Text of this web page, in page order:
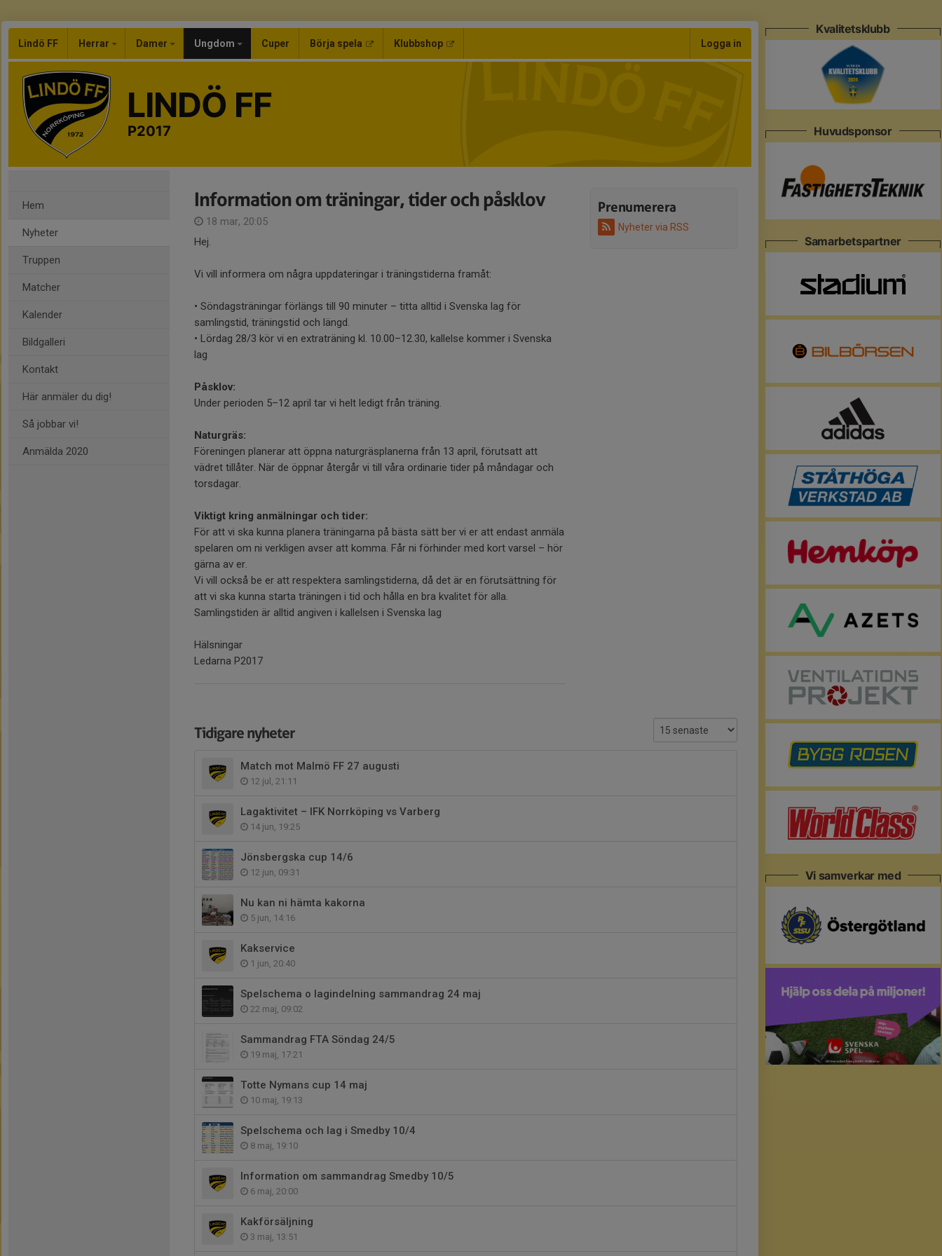
Lindö FF Herrar Damer Ungdom Cuper Börja spela Klubbshop Logga in
LINDÖ FF
P2017
Hem
Nyheter
Truppen
Matcher
Kalender
Bildgalleri
Kontakt
Här anmäler du dig!
Så jobbar vi!
Anmälda 2020
Prenumerera
Nyheter via RSS
Information om träningar, tider och påsklov
18 mar, 20:05
Hej.
Vi vill informera om några uppdateringar i träningstiderna framåt:
• Söndagsträningar förlängs till 90 minuter – titta alltid i Svenska lag för
samlingstid, träningstid och längd.
• Lördag 28/3 kör vi en extraträning kl. 10.00–12.30, kallelse kommer i Svenska
lag
Påsklov:
Under perioden 5–12 april tar vi helt ledigt från träning.
Naturgräs:
Föreningen planerar att öppna naturgräsplanerna från 13 april, förutsatt att
vädret tillåter. När de öppnar återgår vi till våra ordinarie tider på måndagar och
torsdagar.
Viktigt kring anmälningar och tider:
För att vi ska kunna planera träningarna på bästa sätt ber vi er att endast anmäla
spelaren om ni verkligen avser att komma. Får ni förhinder med kort varsel – hör
gärna av er.
Vi vill också be er att respektera samlingstiderna, då det är en förutsättning för
att vi ska kunna starta träningen i tid och hålla en bra kvalitet för alla.
Samlingstiden är alltid angiven i kallelsen i Svenska lag
Hälsningar
Ledarna P2017
Tidigare nyheter
Match mot Malmö FF 27 augusti
12 jul, 21:11
Lagaktivitet – IFK Norrköping vs Varberg
14 jun, 19:25
Jönsbergska cup 14/6
12 jun, 09:31
Nu kan ni hämta kakorna
5 jun, 14:16
Kakservice
1 jun, 20:40
Spelschema o lagindelning sammandrag 24 maj
22 maj, 09:02
Sammandrag FTA Söndag 24/5
19 maj, 17:21
Totte Nymans cup 14 maj
10 maj, 19:13
Spelschema och lag i Smedby 10/4
8 maj, 19:10
Information om sammandrag Smedby 10/5
6 maj, 20:00
Kakförsäljning
3 maj, 13:51
Kvalitetsklubb
Huvudsponsor
Samarbetspartner
Vi samverkar med